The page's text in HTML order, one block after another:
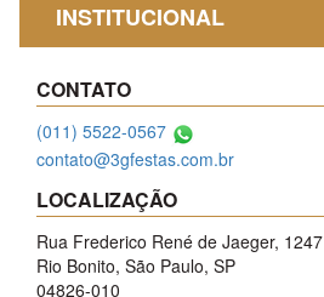
INSTITUCIONAL
CONTATO
(011) 5522-0567
contato@3gfestas.com.br
LOCALIZAÇÃO
Rua Frederico René de Jaeger, 1247
Rio Bonito, São Paulo, SP
04826-010